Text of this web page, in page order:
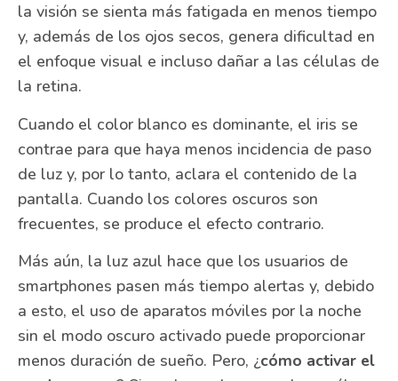
la visión se sienta más fatigada en menos tiempo
y, además de los ojos secos, genera dificultad en
el enfoque visual e incluso dañar a las células de
la retina.
Cuando el color blanco es dominante, el iris se
contrae para que haya menos incidencia de paso
de luz y, por lo tanto, aclara el contenido de la
pantalla. Cuando los colores oscuros son
frecuentes, se produce el efecto contrario.
Más aún, la luz azul hace que los usuarios de
smartphones pasen más tiempo alertas y, debido
a esto, el uso de aparatos móviles por la noche
sin el modo oscuro activado puede proporcionar
menos duración de sueño. Pero, ¿cómo activar el